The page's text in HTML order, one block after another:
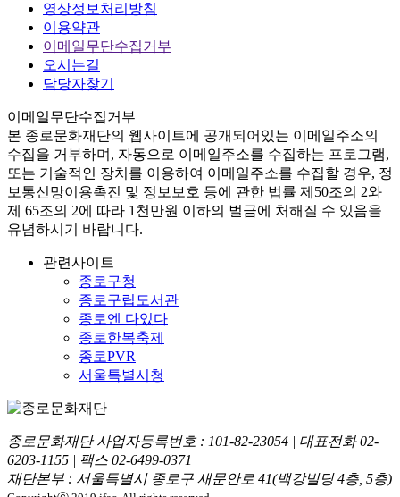
영상정보처리방침
이용약관
이메일무단수집거부
오시는길
담당자찾기
이메일무단수집거부
본 종로문화재단의 웹사이트에 공개되어있는 이메일주소의
수집을 거부하며, 자동으로 이메일주소를 수집하는 프로그램,
또는 기술적인 장치를 이용하여 이메일주소를 수집할 경우, 정
보통신망이용촉진 및 정보보호 등에 관한 법률 제50조의 2와
제 65조의 2에 따라 1천만원 이하의 벌금에 처해질 수 있음을
유념하시기 바랍니다.
관련사이트
종로구청
종로구립도서관
종로엔 다있다
종로한복축제
종로PVR
서울특별시청
종로문화재단 사업자등록번호 : 101-82-23054 | 대표전화02-
6203-1155 | 팩스 02-6499-0371
재단본부 : 서울특별시 종로구 새문안로 41(백강빌딩 4층, 5층)